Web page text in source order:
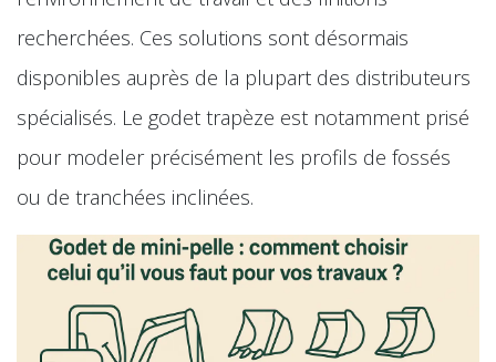
recherchées. Ces solutions sont désormais
disponibles auprès de la plupart des distributeurs
spécialisés. Le godet trapèze est notamment prisé
pour modeler précisément les profils de fossés
ou de tranchées inclinées.